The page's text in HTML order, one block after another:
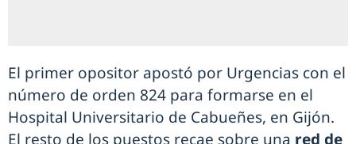
El primer opositor apostó por Urgencias con el
número de orden 824 para formarse en el
Hospital Universitario de Cabueñes, en Gijón.
El resto de los puestos recae sobre una red de